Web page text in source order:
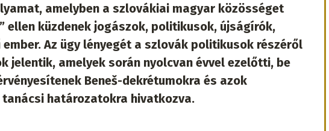
amelyben a szlovákiai magyar közösséget
ellen küzdenek jogászok, politikusok, újságírók,
Az ügy lényegét a szlovák politikusok részéről
jelentik, amelyek során nyolcvan évvel ezelőtti, be
Beneš-dekrétumokra és azok
határozatokra hivatkozva.